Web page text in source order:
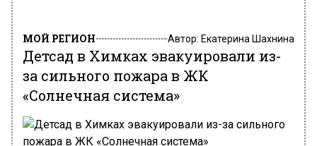
МОЙ РЕГИОН Автор: Екатерина Шахнина
Детсад в Химках эвакуировали из-
за сильного пожара в ЖК
«Солнечная система»